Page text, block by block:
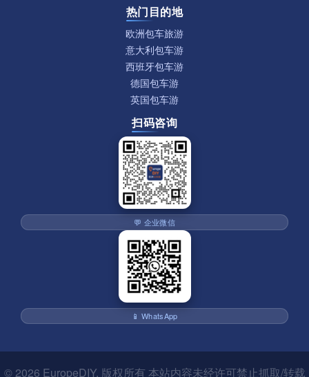
热门目的地
欧洲包车旅游
意大利包车游
西班牙包车游
德国包车游
英国包车游
扫码咨询
💬 企业微信
📱 WhatsApp
© 2026 EuropeDIY. 版权所有 本站内容未经许可禁止抓取/转载